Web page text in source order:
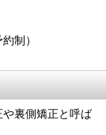
制）
裏側矯正と呼ば